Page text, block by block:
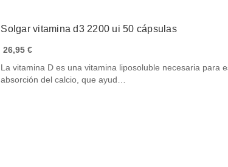
Solgar vitamina d3 2200 ui 50 cápsulas
26,95 €
La vitamina D es una vitamina liposoluble necesaria para
absorción del calcio, que ayud…